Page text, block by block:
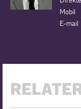
Mobil
E-mail